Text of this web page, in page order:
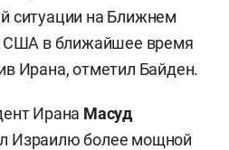
ситуации на Ближнем
США в ближайшее время
Ирана, отметил Байден.
Ирана Масуд
Израилю более мощной